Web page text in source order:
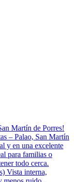
Martín de Porres!
– Palao, San Martín
y en una excelente
para familias o
todo cerca.
Vista interna,